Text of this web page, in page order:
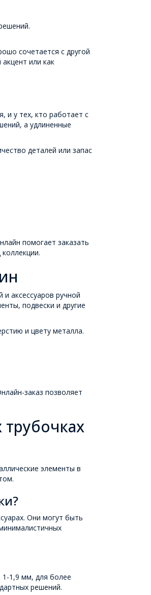
сочетается с другой
или как
и у тех, кто работает с
а удлиненные
деталей или запас
помогает заказать
аксессуаров ручной
подвески и другие
и цвету металла.
заказ позволяет
элементы в
Они могут быть
1-1,9 мм, для более
решений.